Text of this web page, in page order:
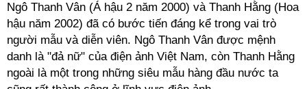
Ngô Thanh Vân (Á hậu 2 năm 2000) và Thanh Hằng (Hoa
hậu năm 2002) đã có bước tiến đáng kể trong vai trò
người mẫu và diễn viên. Ngô Thanh Vân được mệnh
danh là "đả nữ" của điện ảnh Việt Nam, còn Thanh Hằng
ngoài là một trong những siêu mẫu hàng đầu nước ta